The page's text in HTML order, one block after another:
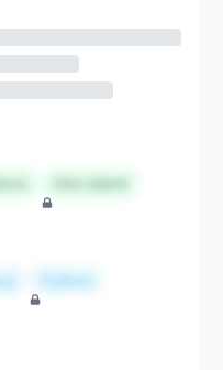
Hire talent
Python